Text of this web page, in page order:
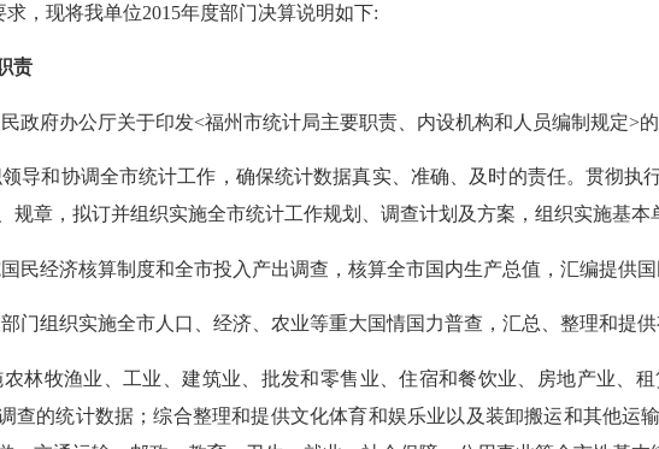
求，现将我单位2015年度部门决算说明如下:
责
政府办公厅关于印发<福州市统计局主要职责、内设机构和人员编制规定>
领导和协调全市统计工作，确保统计数据真实、准确、及时的责任。贯彻
规章，拟订并组织实施全市统计工作规划、调查计划及方案，组织实施基本
国民经济核算制度和全市投入产出调查，核算全市国内生产总值，汇编提供
部门组织实施全市人口、经济、农业等重大国情国力普查，汇总、整理和提
农林牧渔业、工业、建筑业、批发和零售业、住宿和餐饮业、房地产业、
查的统计数据；综合整理和提供文化体育和娱乐业以及装卸搬运和其他运